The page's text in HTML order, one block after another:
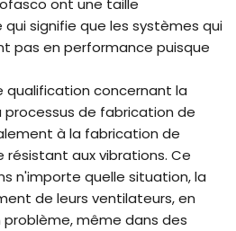
ont une taille
signifie que les systèmes qui
pas en performance puisque
qualification concernant la
de fabrication de
à la fabrication de
aux vibrations. Ce
n'importe quelle situation, la
de leurs ventilateurs, en
même dans des